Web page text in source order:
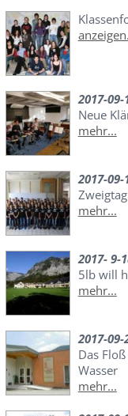
2017-09-
Neue
mehr...
2017-09-
mehr...
2017- 9-
5lb will
mehr...
2017-09-
Das
Wasser
mehr...